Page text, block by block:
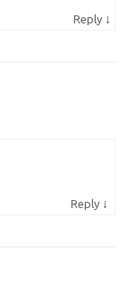
Reply ↓
Reply ↓